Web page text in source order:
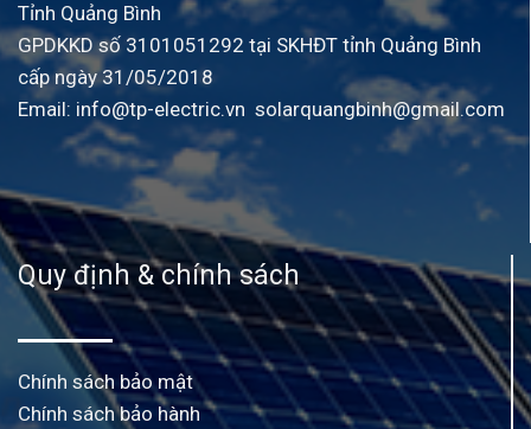
Tỉnh Quảng Bình
GPDKKD số 3101051292 tại SKHĐT tỉnh Quảng Bình
cấp ngày 31/05/2018
Email: info@tp-electric.vn solarquangbinh@gmail.com
Quy định & chính sách
Chính sách bảo mật
Chính sách bảo hành